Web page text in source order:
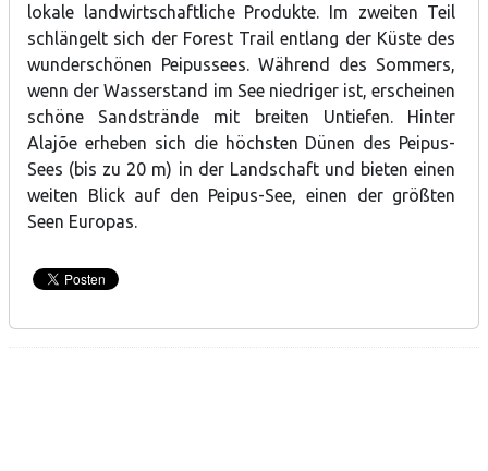
lokale landwirtschaftliche Produkte. Im zweiten Teil
schlängelt sich der Forest Trail entlang der Küste des
wunderschönen Peipussees. Während des Sommers,
wenn der Wasserstand im See niedriger ist, erscheinen
schöne Sandstrände mit breiten Untiefen. Hinter
Alajõe erheben sich die höchsten Dünen des Peipus-
Sees (bis zu 20 m) in der Landschaft und bieten einen
weiten Blick auf den Peipus-See, einen der größten
Seen Europas.